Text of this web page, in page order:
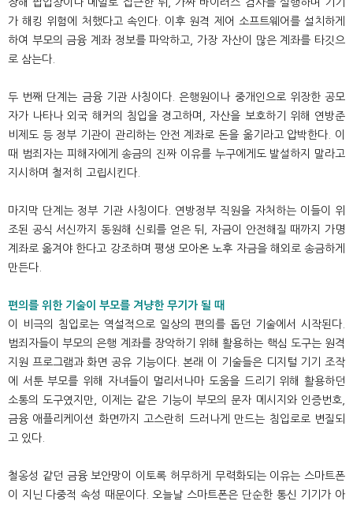
장해 팝업창이나 메일로 접근한 뒤, 가짜 바이러스 검사를 실행하며 기기
가 해킹 위험에 처했다고 속인다. 이후 원격 제어 소프트웨어를 설치하게
하여 부모의 금융 계좌 정보를 파악하고, 가장 자산이 많은 계좌를 타깃으
로 삼는다.
두 번째 단계는 금융 기관 사칭이다. 은행원이나 중개인으로 위장한 공모
자가 나타나 외국 해커의 침입을 경고하며, 자산을 보호하기 위해 연방준
비제도 등 정부 기관이 관리하는 안전 계좌로 돈을 옮기라고 압박한다. 이
때 범죄자는 피해자에게 송금의 진짜 이유를 누구에게도 발설하지 말라고
지시하며 철저히 고립시킨다.
마지막 단계는 정부 기관 사칭이다. 연방정부 직원을 자처하는 이들이 위
조된 공식 서신까지 동원해 신뢰를 얻은 뒤, 자금이 안전해질 때까지 가명
계좌로 옮겨야 한다고 강조하며 평생 모아온 노후 자금을 해외로 송금하게
만든다.
편의를 위한 기술이 부모를 겨냥한 무기가 될 때
이 비극의 침입로는 역설적으로 일상의 편의를 돕던 기술에서 시작된다.
범죄자들이 부모의 은행 계좌를 장악하기 위해 활용하는 핵심 도구는 원격
지원 프로그램과 화면 공유 기능이다. 본래 이 기술들은 디지털 기기 조작
에 서툰 부모를 위해 자녀들이 멀리서나마 도움을 드리기 위해 활용하던
소통의 도구였지만, 이제는 같은 기능이 부모의 문자 메시지와 인증번호,
금융 애플리케이션 화면까지 고스란히 드러나게 만드는 침입로로 변질되
고 있다.
철옹성 같던 금융 보안망이 이토록 허무하게 무력화되는 이유는 스마트폰
이 지닌 다중적 속성 때문이다. 오늘날 스마트폰은 단순한 통신 기기가 아